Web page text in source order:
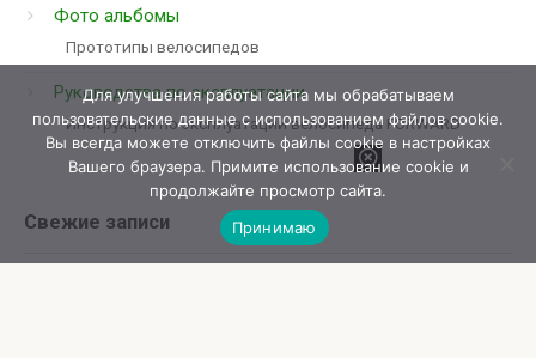
Фото альбомы
Прототипы велосипедов
Руководства по эксплуатации
Инструкция по эксплуатации велосипеда FORWARD
Свежие записи
Для улучшения работы сайта мы обрабатываем
пользовательские данные с использованием файлов cookie.
Вы всегда можете отключить файлы cookie в настройках
Вашего браузера. Примите использование cookie и
продолжайте просмотр сайта.
Принимаю